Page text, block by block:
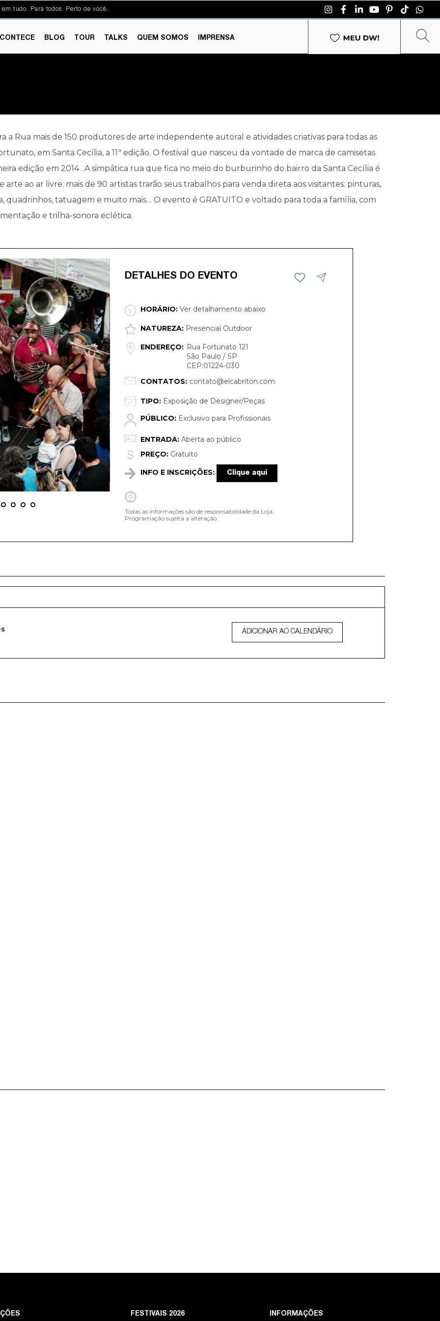
em tudo. Para todos. Perto de você.
BLOG TOUR TALKS QUEM SOMOS IMPRENSA
a Rua mais de 150 produtores de arte independente autoral e atividades criativas para todas as
em Santa Cecília, a 11ª edição. O festival que nasceu da vontade de marca de camisetas
edição em 2014 . A simpática rua que fica no meio do burburinho do bairro da Santa Cecília é
ao ar livre: mais de 90 artistas trarão seus trabalhos para venda direta aos visitantes: pinturas,
quadrinhos, tatuagem e muito mais… O evento é GRATUITO e voltado para toda a família, com
e trilha-sonora eclética.
DETALHES DO EVENTO
HORÁRIO: Ver detalhamento abaixo
NATUREZA: Presencial Outdoor
ENDEREÇO: Rua Fortunato 121
São Paulo / SP
CEP:01224-030
CONTATOS: contato@elcabriton.com
TIPO: Exposição de Designer/Peças
PÚBLICO: Exclusivo para Profissionais
ENTRADA: Aberta ao público
PREÇO: Gratuito
INFO E INSCRIÇÕES: Clique aqui
Todas as informações são de responsabilidade da Loja.
Programação sujeita a alteração.
ADICIONAR AO CALENDÁRIO
FESTIVAIS 2026 INFORMAÇÕES